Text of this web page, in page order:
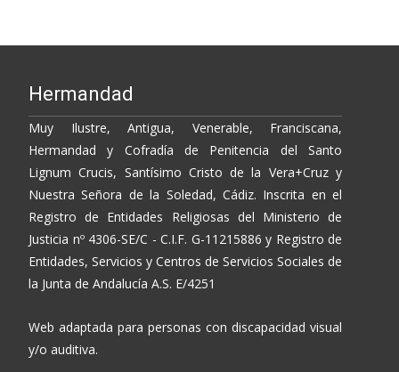
Hermandad
Muy Ilustre, Antigua, Venerable, Franciscana,
Hermandad y Cofradía de Penitencia del Santo
Lignum Crucis, Santísimo Cristo de la Vera+Cruz y
Nuestra Señora de la Soledad, Cádiz. Inscrita en el
Registro de Entidades Religiosas del Ministerio de
Justicia nº 4306-SE/C - C.I.F. G-11215886 y Registro de
Entidades, Servicios y Centros de Servicios Sociales de
la Junta de Andalucía A.S. E/4251
Web adaptada para personas con discapacidad visual
y/o auditiva.